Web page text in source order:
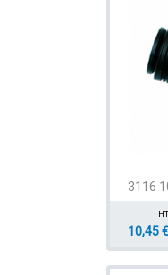
3116
HT
10,45 €